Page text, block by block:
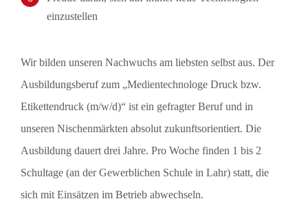
einzustellen
Wir bilden unseren Nachwuchs am liebsten selbst aus. Der
Ausbildungsberuf zum „Medientechnologe Druck bzw.
Etikettendruck (m/w/d)“ ist ein gefragter Beruf und in
unseren Nischenmärkten absolut zukunftsorientiert. Die
Ausbildung dauert drei Jahre. Pro Woche finden 1 bis 2
Schultage (an der Gewerblichen Schule in Lahr) statt, die
sich mit Einsätzen im Betrieb abwechseln.